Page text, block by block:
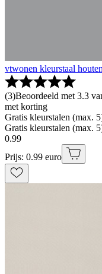
vtwonen kleurstaal
(3)Beoordeeld met 3.3
met korting
Gratis kleurstalen (max.
Gratis kleurstalen (max.
0.99
Prijs: 0.99 euro